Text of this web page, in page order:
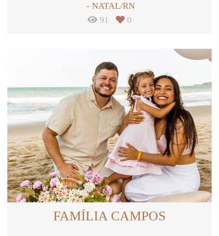
NATAL/RN
91
0
FAMÍLIA CAMPOS